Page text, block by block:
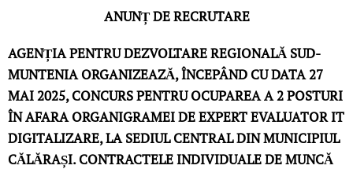
ANUNȚ DE RECRUTARE
AGENȚIA PENTRU DEZVOLTARE REGIONALĂ SUD-
MUNTENIA ORGANIZEAZĂ, ÎNCEPÂND CU DATA 27
MAI 2025, CONCURS PENTRU OCUPAREA A 2 POSTURI
ÎN AFARA ORGANIGRAMEI DE EXPERT EVALUATOR IT
DIGITALIZARE, LA SEDIUL CENTRAL DIN MUNICIPIUL
CĂLĂRAȘI. CONTRACTELE INDIVIDUALE DE MUNCĂ